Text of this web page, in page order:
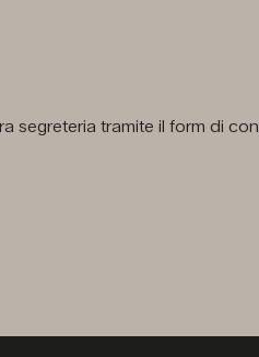
segreteria tramite il form di